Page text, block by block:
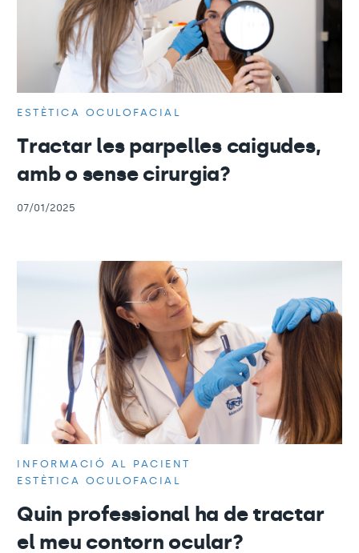
ESTÈTICA OCULOFACIAL
Tractar les parpelles caigudes,
amb o sense cirurgia?
07/01/2025
INFORMACIÓ AL PACIENT
ESTÈTICA OCULOFACIAL
Quin professional ha de tractar
el meu contorn ocular?